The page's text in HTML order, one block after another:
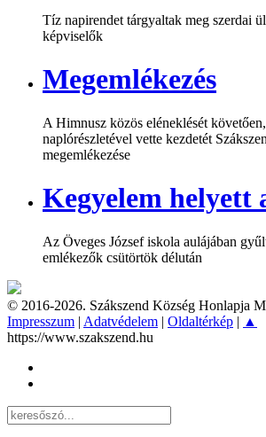
Tíz napirendet tárgyaltak meg szerdai
képviselők
Megemlékezés
A Himnusz közös eléneklését
naplórészletével vette kezdetét
megemlékezése
Kegyelem helyett
Az Öveges József iskola aulájában
emlékezők csütörtök délután
© 2016-2026. Szákszend Község Honlapja
Impresszum | Adatvédelem | Oldaltérkép | ▲
https://www.szakszend.hu